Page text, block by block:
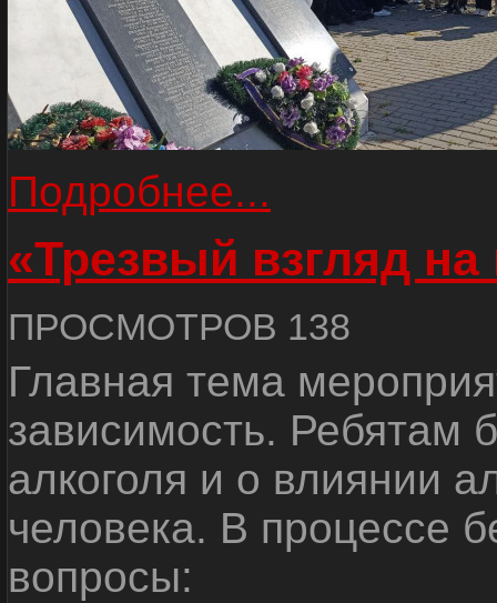
Подробнее...
«Трезвый взгляд на
ПРОСМОТРОВ 138
Главная тема
зависимость. Ребятам
алкоголя и о влиянии
человека. В процессе
вопросы: